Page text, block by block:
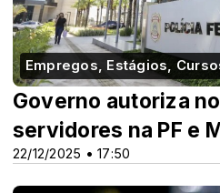
Empregos, Estágios,
22/12/2025 • 17:50
Governo autoriza
servidores na PF e